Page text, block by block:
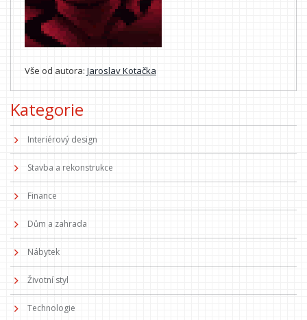
Vše od autora: Jaroslav Kotačka
Kategorie
Interiérový design
Stavba a rekonstrukce
Finance
Dům a zahrada
Nábytek
Životní styl
Technologie